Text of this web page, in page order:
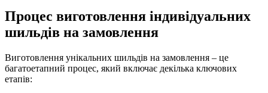
Процес виготовлення індивідуальних
шильдів на замовлення
Виготовлення унікальних шильдів на замовлення – це
багатоетапний процес, який включає декілька ключових
етапів: